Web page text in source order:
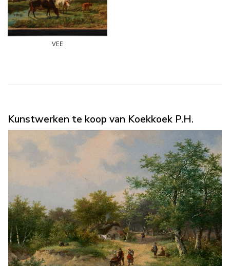
vee
Kunstwerken te koop van Koekkoek P.H.